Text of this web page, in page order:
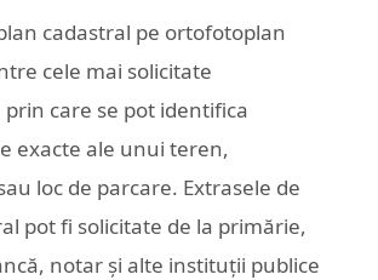
cadastral pe ortofotoplan
cele mai solicitate
care se pot identifica
exacte ale unui teren,
loc de parcare. Extrasele de
pot fi solicitate de la primărie,
notar și alte instituții publice